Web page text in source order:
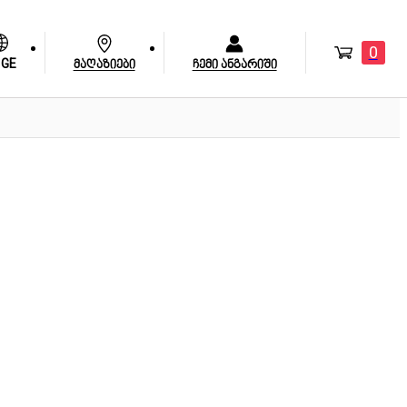
GE მაღაზიები ჩემი ანგარიში
0